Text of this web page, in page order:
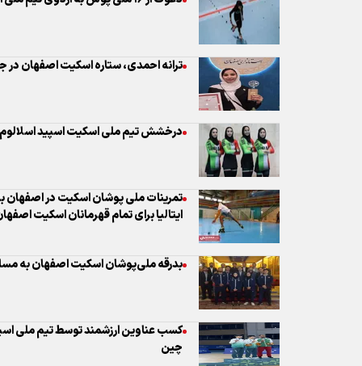
کسب عناوین ارزشمند توسط تیم ملی
نخستین تمرین تیم ملی اسکیت اینلاین